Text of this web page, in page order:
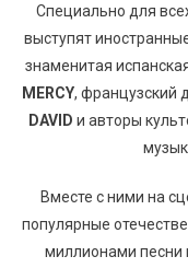
Специально для
выступят
знаменитая
MERCY, французский
DAVID и авторы
Вместе с ними на
популярные
миллионами песни